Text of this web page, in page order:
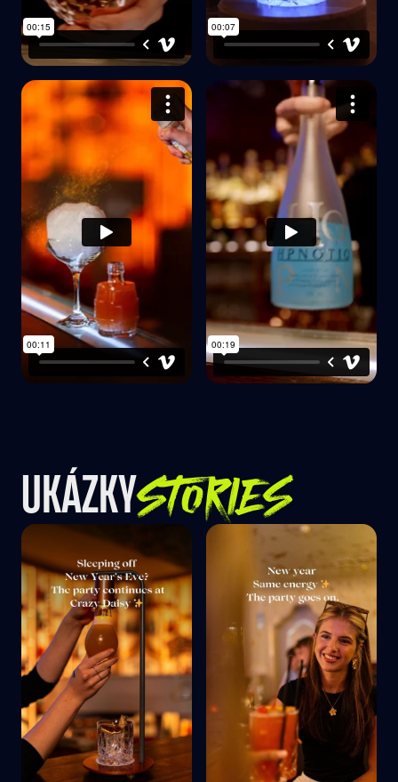
UKÁZKYSTORIES